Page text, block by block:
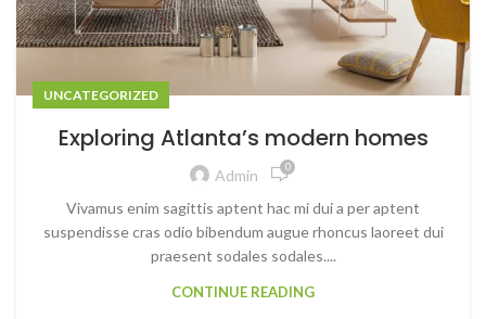
UNCATEGORIZED
Exploring Atlanta’s modern homes
Admin 0
Vivamus enim sagittis aptent hac mi dui a per aptent
suspendisse cras odio bibendum augue rhoncus laoreet dui
praesent sodales sodales....
CONTINUE READING